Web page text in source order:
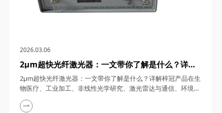
2026.03.06
2μm超快光纤激光器：一文带你了解是什么？详解
梓冠产品在生物医疗、工业加工、非线性光学研究、
激光雷达与通信、环境监测等领域的实际应用
2μm超快光纤激光器：一文带你了解是什么？详解梓冠产品在生
物医疗、工业加工、非线性光学研究、激光雷达与通信、环境监
测等领域的实际应用 超快光纤激光器凭借其高功率、短脉冲、
宽调谐范围等特性，在激光技术迅猛发展的今天，成为科研与工